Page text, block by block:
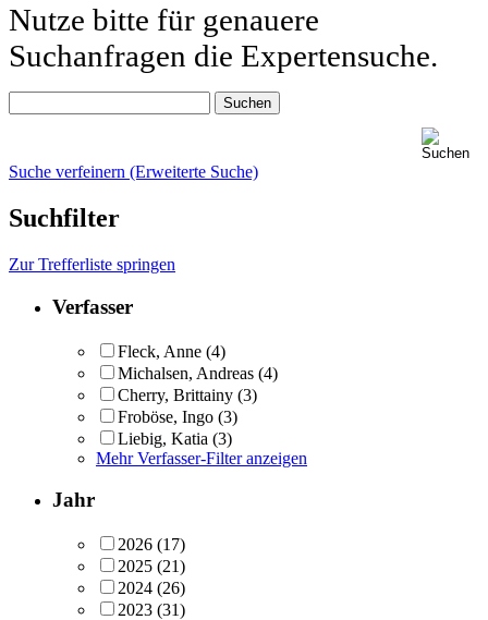
Nutze bitte für genauere
Suchanfragen die Expertensuche.
Suche verfeinern (Erweiterte Suche)
Suchfilter
Zur Trefferliste springen
Verfasser
Fleck, Anne (4)
Michalsen, Andreas (4)
Cherry, Brittainy (3)
Froböse, Ingo (3)
Liebig, Katia (3)
Mehr Verfasser-Filter anzeigen
Jahr
2026 (17)
2025 (21)
2024 (26)
2023 (31)